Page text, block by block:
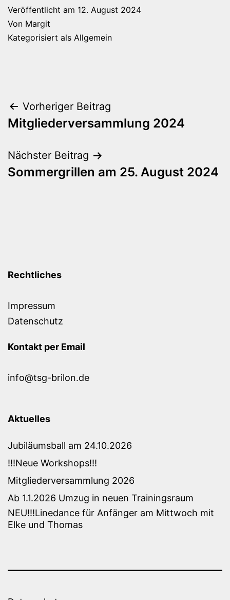
Veröffentlicht am 12. August 2024
Von Margit
Kategorisiert als Allgemein
Beitragsnavigation
Vorheriger Beitrag
Mitgliederversammlung 2024
Nächster Beitrag
Sommergrillen am 25. August 2024
Rechtliches
Impressum
Datenschutz
Kontakt per Email
info@tsg-brilon.de
Aktuelles
Jubiläumsball am 24.10.2026
!!!Neue Workshops!!!
Mitgliederversammlung 2026
Ab 1.1.2026 Umzug in neuen Trainingsraum
NEU!!!Linedance für Anfänger am Mittwoch mit
Elke und Thomas